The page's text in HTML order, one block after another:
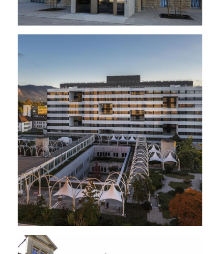
Grands Parkings, Salles Polyvalentes - Auditoires,
Hôpitaux - EMS, Restaurants, Écoles - Universités,
Énergie - Physique Du Bâtiment, MCR, Électricité,
Sanitaire, Ventilation, Climatisation, Chauffage
Nouveaux Bâtiments